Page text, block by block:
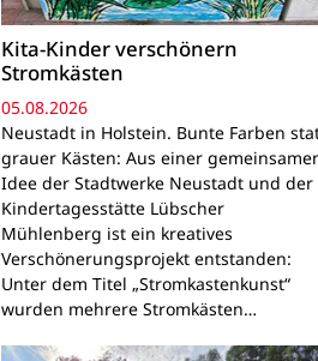
Kita-Kinder verschönern
Stromkästen
05.08.2026
Neustadt in Holstein. Bunte Farben
grauer Kästen: Aus einer
Idee der Stadtwerke Neustadt und der
Kindertagesstätte Lübscher
Mühlenberg ist ein kreatives
Verschönerungsprojekt entstanden:
Unter dem Titel „Stromkastenkunst“
wurden mehrere Stromkästen…